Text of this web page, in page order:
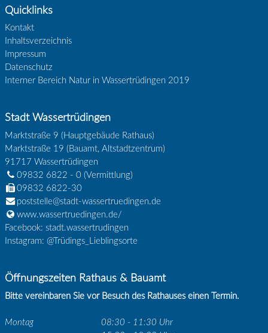
Quicklinks
Kontakt
Inhaltsverzeichnis
Impressum
Datenschutz
Interner Bereich Natur in Wassertrüdingen 2019
Stadt Wassertrüdingen
Marktstraße 9 (Hauptgebäude Rathaus)
Marktstraße 19 (Bauamt, Altstadtzentrum)
91717 Wassertrüdingen
09832 6822 - 0(Vermittlung)
09832 6822-30
poststelle@stadt-wassertruedingen.de
www.wassertruedingen.de/
Facebook: stadt.wassertrudingen
Instagram: @Trüdings_Lieblingsorte
Öffnungszeiten Rathaus & Bauamt
Bitte vereinbaren Sie vor Besuch des Rathauses einen Termin.
Montag
08:30 - 11:30 Uhr